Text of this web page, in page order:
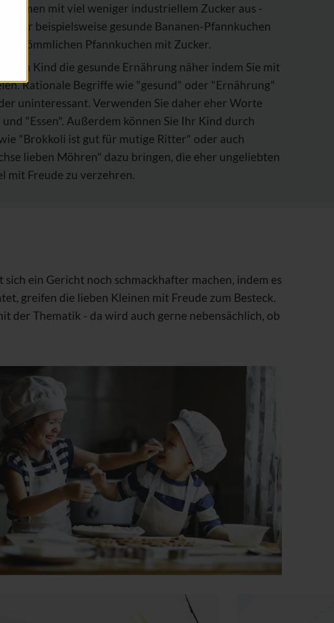
kämen mit viel weniger industriellem Zucker aus -
daher beispielsweise gesunde Bananen-Pfannkuchen
herkömmlichen Pfannkuchen mit Zucker.
Ihrem Kind die gesunde Ernährung näher indem Sie mit
Rationale Begriffe wie "gesund" oder "Ernährung"
uninteressant. Verwenden Sie daher eher Worte
"Essen". Außerdem können Sie Ihr Kind durch
"Brokkoli ist gut für mutige Ritter" oder auch
lieben Möhren" dazu bringen, die eher ungeliebten
mit Freude zu verzehren.
ein Gericht noch schmackhafter machen, indem es
greifen die lieben Kleinen mit Freude zum Besteck.
der Thematik - da wird auch gerne nebensächlich, ob